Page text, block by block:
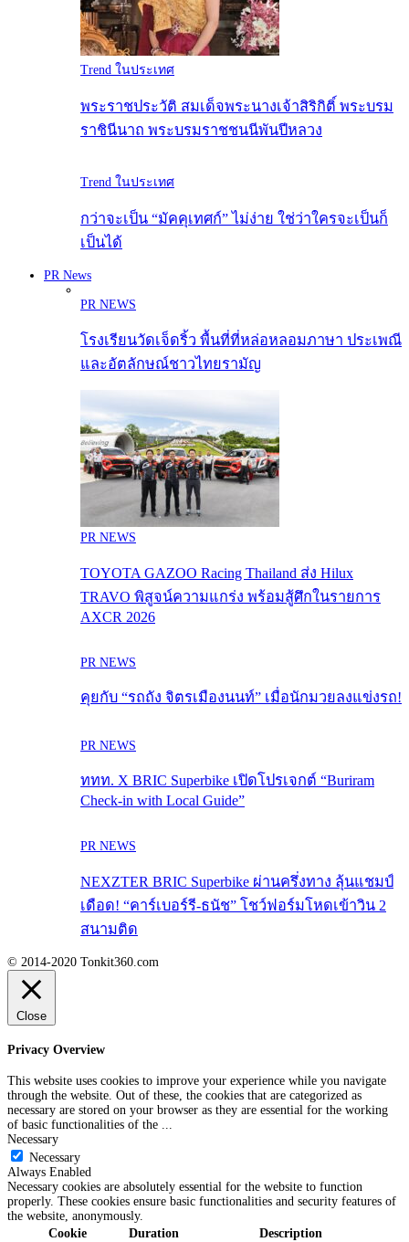
Trend ในประเทศ
พระราชประวัติ สมเด็จพระนางเจ้าสิริกิติ์ พระบรม
ราชินีนาถ พระบรมราชชนนีพันปีหลวง
Trend ในประเทศ
กว่าจะเป็น “มัคคุเทศก์” ไม่ง่าย ใช่ว่าใครจะเป็นก็
เป็นได้
PR News
PR NEWS
โรงเรียนวัดเจ็ดริ้ว พื้นที่ที่หล่อหลอมภาษา ประเพณี
และอัตลักษณ์ชาวไทยรามัญ
PR NEWS
TOYOTA GAZOO Racing Thailand ส่ง Hilux
TRAVO พิสูจน์ความแกร่ง พร้อมสู้ศึกในรายการ
AXCR 2026
PR NEWS
คุยกับ “รถถัง จิตรเมืองนนท์” เมื่อนักมวยลงแข่งรถ!
PR NEWS
ททท. X BRIC Superbike เปิดโปรเจกต์ “Buriram
Check-in with Local Guide”
PR NEWS
NEXZTER BRIC Superbike ผ่านครึ่งทาง ลุ้นแชมป์
เดือด! “คาร์เบอร์รี-ธนัช” โชว์ฟอร์มโหดเข้าวิน 2
สนามติด
© 2014-2020 Tonkit360.com
Close
Privacy Overview
This website uses cookies to improve your experience while you navigate
through the website. Out of these, the cookies that are categorized as
necessary are stored on your browser as they are essential for the working
of basic functionalities of the ...
Necessary
Necessary
Always Enabled
Necessary cookies are absolutely essential for the website to function
properly. These cookies ensure basic functionalities and security features of
the website, anonymously.
Cookie
Duration Description